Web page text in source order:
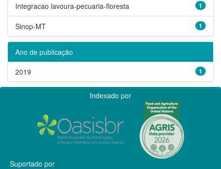
1
Integracao lavoura-pecuaria-floresta
1
Sinop-MT
Ano de publicação
1
2019
Indexado por
Suportado por